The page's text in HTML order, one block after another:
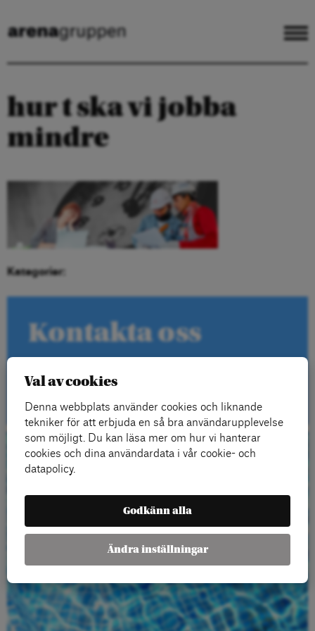
hur t ska vi jobba
mindre
Kategorier:
Kontakta oss
Beställ gratis
material
Val av cookies
Denna webbplats använder cookies och liknande
tekniker för att erbjuda en så bra användarupplevelse
som möjligt. Du kan läsa mer om hur vi hanterar
cookies och dina användardata i vår cookie- och
datapolicy.
Godkänn alla
Ändra inställningar